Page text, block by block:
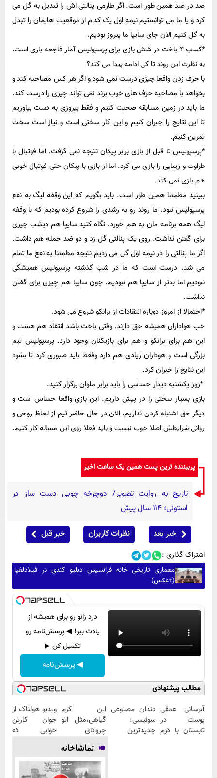
صد در صد همین طور است. اگر طارمی پنالتی اش را تبدیل به گل می
کرد و یا ما می توانستیم نیمه اول یک کدام از موقعیت هایمان را تبدل
به گل کنیم الان جای سایپا ما پیروز بودیم.
*کسب 4 باخت در شش بازی برای پرسپولیس آمار فاجعه باری است.
به نظرت این روند تا کی ادامه پیدا می کند؟
با حرف زدن واقعا چیزی درست نمی شود و اگر هر کس مصاحبه کند و
بخواهد با مصاحبه حرف های خوب بزند نمی تواند چیزی را درست کند.
ما باید در زمین مسابقه صحبت کنیم و فقط پیروزی به دست بیاوریم
تا این نتایج را جبران کنیم و این کار سختی است و نیاز است سخت
تمرین کنیم.
*پرسپولیس تا قبل از بازی برابر پیکان نتیجه نمی گرفت. اما فوتبال با
طراوت و زیبایی را بازی می کرد. اما از بازی با پیکان حتی فوتبال خوبی
هم بازی نمی کند.
ببینید مطمئنا همین طور است. باید بگویم که این وقفه لیگ به نفع
پرسپولیس نبود. ما روند رو به رشدی را شروع کرده بودیم که با وقفه
لیگ همه برنامه مان به هم خورد. نگاه کنید سایپا هم دیشب چیزی
برای گفتن نداشت. روی یک پنالتی گل زد و دو ضد حمله هم داشت.
اگر ما پنالتی را در نیمه اول گل می زدیم نتیجه مطمئنا به نفع ما تمام
می شد. درست است که ما در شب گذشته پرسپولیس همیشگی
نبودیم اما بدتر از سایپا هم نبودیم. چون سایپا هم چیزی برای گفتن
نداشت.
*احتمالا از امروز دوباره انتقادات از برانکو شروع می شود.
خب هواداران همیشه حق دارند. وقتی باخت باشد انتقاد هم هست و
این هم برای برانکو و هم برای بازیکنان وجود دارد. پرسپولیس تیم
بزرگی است و هوداران زیادی هم دارد وفقط باید صبوری کرد تا بشود
این نتایج را جبران کرد.
*روز یکشنبه دیدار حساسی را باید برابر ملوان برگزار کنید.
بازی بسیار سختی را در پیش داریم. این بازی واقعا حساس است و
دیگر حق اشتباه کردن نداریم. الان در حال حاضر تیم از لحاظ روحی و
روانی شرایطش اصلا خوب نیست و باید فعلا روی این مساله کار کنیم.
پربیننده ترین پست همین یک ساعت اخیر
تاریخ به روایت تصویر/ دوچرخه چوبی دست ساز در
استونی؛ 114 سال پیش
خبر بعد نظرات کاربران خبر قبل
اشتراک گذاری :
معماری تاریخی خانه فرانسیس دبلیو کندی در فیلادلفیا
(+عکس)
درد زانو رو برای همیشه از
یادت ببر! ◀ پرسش‌نامه رو
تکمیل کن ▶
◀ پرسش‌نامه
مطالب پیشنهادی
آبرسانی عمقی
پوست در
تابستان با کرم
دندان مصنوعی
سوئیسی:
جدیدترین
این کرم
گیاهی،مثل اتو
چروکای
پوستتوصاف
میکنه!50%تخفیف
ویدیو هولناک از
جوان کارتن
خوابی که
تماشاخانه